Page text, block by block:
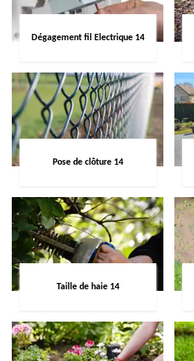
Dégagement fil Electrique 14
Pose de clôture 14
Taille de haie 14